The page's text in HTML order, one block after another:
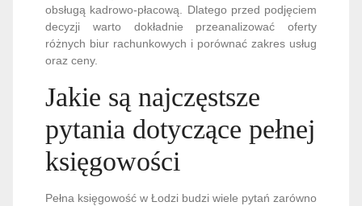
obsługą kadrowo-płacową. Dlatego przed podjęciem
decyzji warto dokładnie przeanalizować oferty
różnych biur rachunkowych i porównać zakres usług
oraz ceny.
Jakie są najczęstsze
pytania dotyczące pełnej
księgowości
Pełna księgowość w Łodzi budzi wiele pytań zarówno